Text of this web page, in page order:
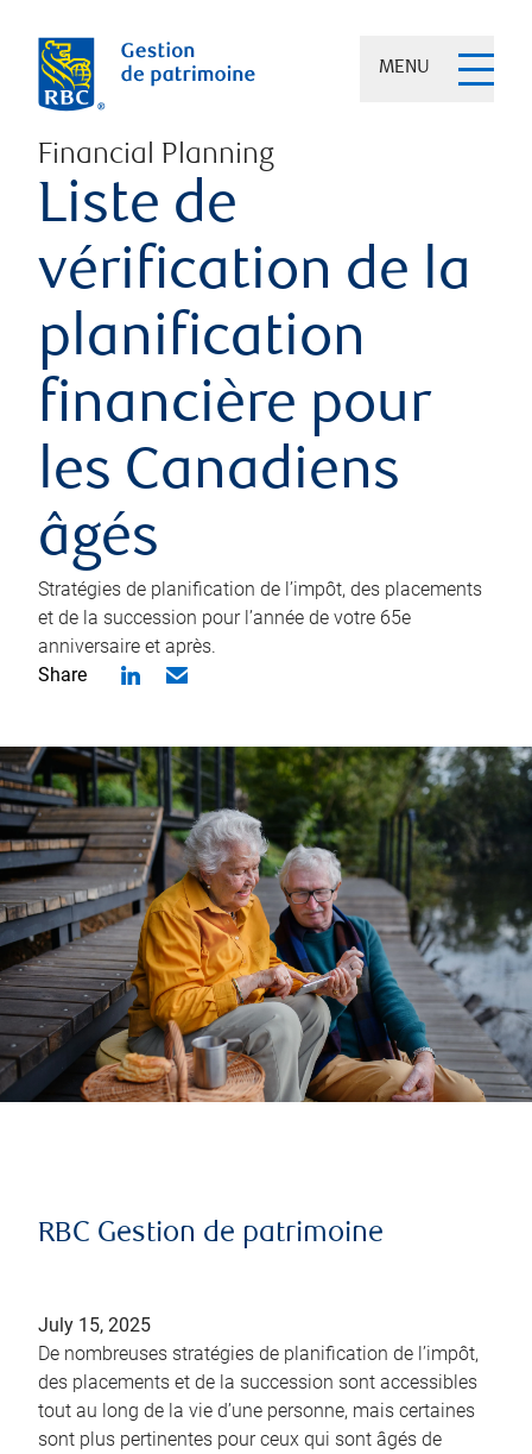
MENU
Financial Planning
Liste de
vérification de la
planification
financière pour
les Canadiens
âgés
Stratégies de planification de l’impôt, des placements
et de la succession pour l’année de votre 65e
anniversaire et après.
Share
RBC Gestion de patrimoine
July 15, 2025
De nombreuses stratégies de planification de l’impôt,
des placements et de la succession sont accessibles
tout au long de la vie d’une personne, mais certaines
sont plus pertinentes pour ceux qui sont âgés de